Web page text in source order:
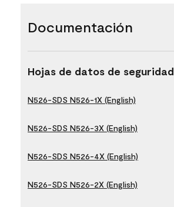
Documentación
Hojas de datos de seguridad
N526-SDS N526-1X (English)
N526-SDS N526-3X (English)
N526-SDS N526-4X (English)
N526-SDS N526-2X (English)